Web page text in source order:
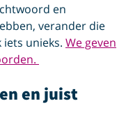
en
verander die
unieks. We geven
en juist